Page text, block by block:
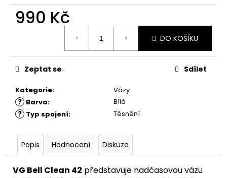
990 Kč
DO KOŠÍKU
Kategorie: Vázy
? Barva: Bílá
? Typ spojení: Těsnění
Zeptat se Sdílet
Popis Hodnocení Diskuze
VG Bell Clean 42 představuje nadčasovou vázu